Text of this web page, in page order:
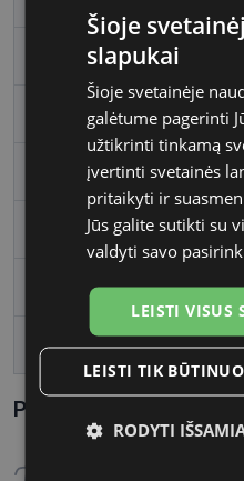
Rėmelio spalva
Rėmelio tipas
Rėmelio forma
Vartotojų grupė
Lęšio plotis
Tarpnosės plotis, mm
Parametrai Kaip
Šioje
slapukai
Šioje svetainėje
galėtume pagerinti
užtikrinti tinkamą
įvertinti svetainės
pritaikyti ir
Jūs galite sutikti su
valdyti savo
LEISTI VISUS
LEISTI TIK
RODYTI